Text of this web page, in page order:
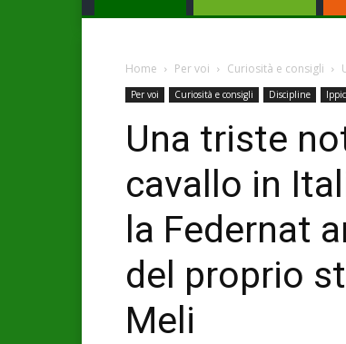
Home Per voi Curiosità e consigli
Per voi Curiosità e consigli Discipline
Una triste
cavallo in
la Federnat
del proprio
Meli